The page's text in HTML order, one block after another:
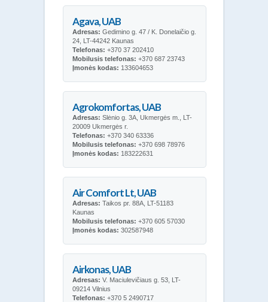
Agava, UAB
Adresas: Gedimino g. 47 / K. Donelaičio g.
24, LT-44242 Kaunas
Telefonas: +370 37 202410
Mobilusis telefonas: +370 687 23743
Įmonės kodas: 133604653
Agrokomfortas, UAB
Adresas: Slėnio g. 3A, Ukmergės m., LT-
20009 Ukmergės r.
Telefonas: +370 340 63336
Mobilusis telefonas: +370 698 78976
Įmonės kodas: 183222631
Air Comfort Lt, UAB
Adresas: Taikos pr. 88A, LT-51183
Kaunas
Mobilusis telefonas: +370 605 57030
Įmonės kodas: 302587948
Airkonas, UAB
Adresas: V. Maciulevičiaus g. 53, LT-
09214 Vilnius
Telefonas: +370 5 2490717